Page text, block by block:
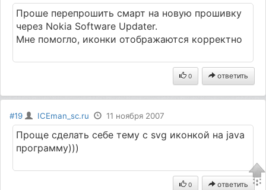
Проше перепрошить смарт на новую прошивку
через Nokia Software Updater.
Мне помогло, иконки отображаются корректно
0 ответить
#19 ICEman_sc.ru 11 ноября 2007
Проще сделать себе тему с svg иконкой на java
программу)))
0 ответить